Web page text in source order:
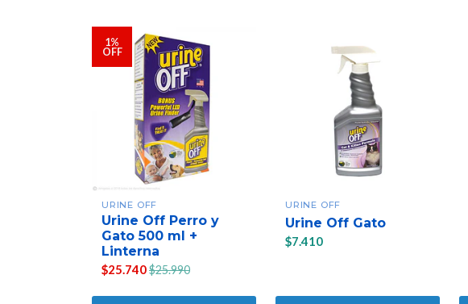
1%
OFF
URINE OFF
Urine Off Perro y
Gato 500 ml +
Linterna
$25.740$25.990
URINE OFF
Urine Off Gato
$7.410